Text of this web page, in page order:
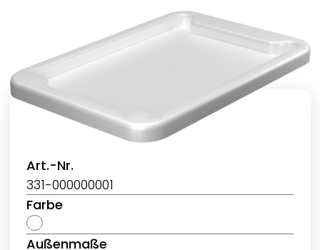
Art.-Nr.
331-000000001
Farbe
Außenmaße